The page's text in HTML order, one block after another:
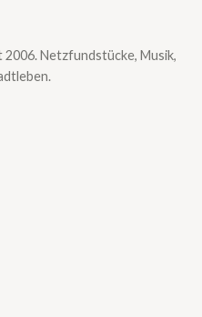
2006. Netzfundstücke, Musik,